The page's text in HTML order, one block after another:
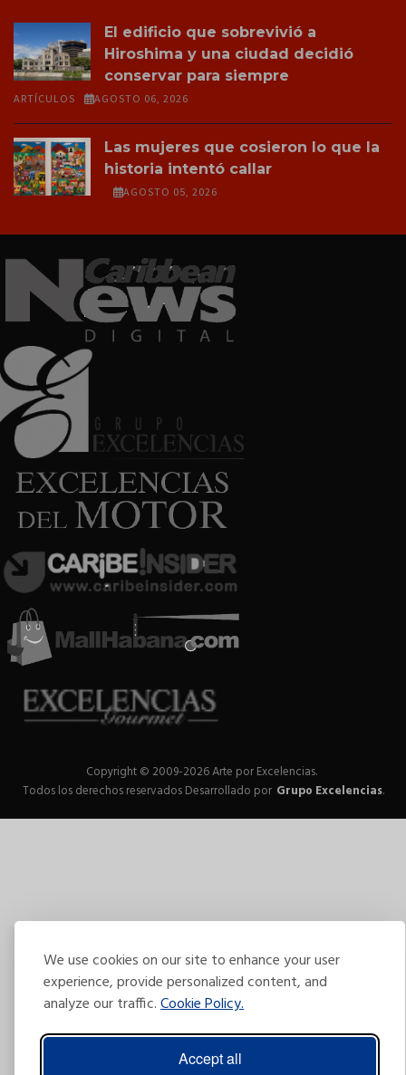
We use cookies on our site to enhance your user
experience, provide personalized content, and
analyze our traffic.Cookie Policy.
Accept all
El edificio que sobrevivió a
Hiroshima y una ciudad decidió
conservar para siempre
ARTÍCULOS AGOSTO 06, 2026
Las mujeres que cosieron lo que la
historia intentó callar
AGOSTO 05, 2026
Copyright © 2009-2026 Arte por Excelencias.
Todos los derechos reservadosDesarrollado por Grupo Excelencias.